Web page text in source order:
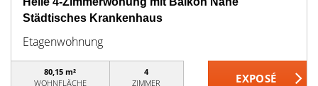
Städtisches Krankenhaus
Etagenwohnung
80,15 m²
WOHNFLÄCHE
4
ZIMMER